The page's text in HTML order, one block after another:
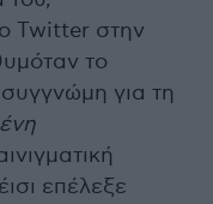
Twitter στην
το
για τη
επέλεξε